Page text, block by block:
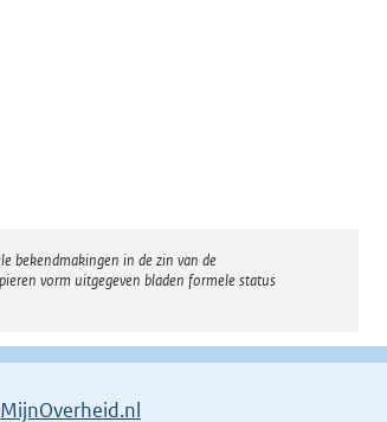
bekendmakingen in de zin van de
vorm uitgegeven bladen formele status
MijnOverheid.nl